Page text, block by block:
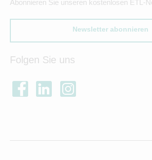
Abonnieren Sie unseren kostenlosen ETL-
Newsletter abonnieren
Folgen Sie uns